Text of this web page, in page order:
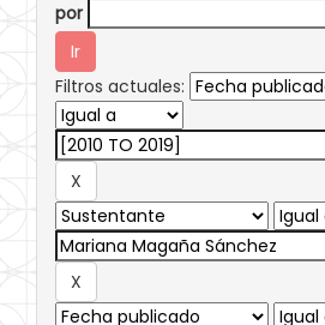
por
Filtros actuales: